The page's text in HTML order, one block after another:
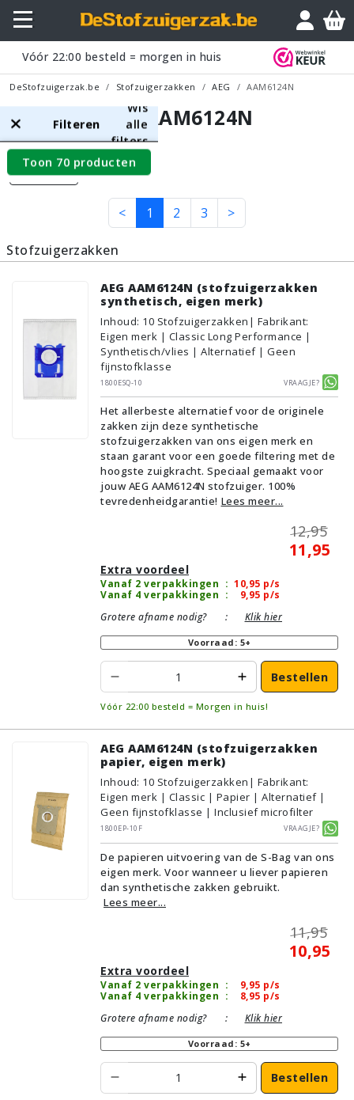
Vóór 22:00 besteld = morgen in huis
DeStofzuigerzak.be Stofzuigerzakken AEG AAM6124N
AEG AAM6124N
Filters
< 1 2 3 >
Filteren
Wis
alle
filters
Toon 70 producten
Stofzuigerzakken
AEG AAM6124N (stofzuigerzakken
synthetisch, eigen merk)
Inhoud: 10 Stofzuigerzakken | Fabrikant:
Eigen merk | Classic Long Performance |
Synthetisch/vlies | Alternatief | Geen
fijnstofklasse
1800ESQ-10
Vraagje?
Het allerbeste alternatief voor de originele
zakken zijn deze synthetische
stofzuigerzakken van ons eigen merk en
staan garant voor een goede filtering met de
hoogste zuigkracht. Speciaal gemaakt voor
jouw AEG AAM6124N stofzuiger. 100%
tevredenheidgarantie! Lees meer...
12,95
11,95
Extra voordeel
Vanaf 2 verpakkingen : 10,95 p/s
Vanaf 4 verpakkingen : 9,95 p/s
Grotere afname nodig?
: Klik hier
Voorraad: 5+
Bestellen
Vóór 22:00 besteld = Morgen in huis!
AEG AAM6124N (stofzuigerzakken
papier, eigen merk)
Inhoud: 10 Stofzuigerzakken | Fabrikant:
Eigen merk | Classic | Papier | Alternatief |
Geen fijnstofklasse | Inclusief microfilter
1800EP-10F
Vraagje?
De papieren uitvoering van de S-Bag van ons
eigen merk. Voor wanneer u liever papieren
dan synthetische zakken gebruikt.
Lees meer...
11,95
10,95
Extra voordeel
Vanaf 2 verpakkingen : 9,95 p/s
Vanaf 4 verpakkingen : 8,95 p/s
Grotere afname nodig?
: Klik hier
Voorraad: 5+
Bestellen